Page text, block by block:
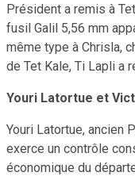
Président a remis à
fusil Galil 5,56 mm
même type à Chrisla,
de Tet Kale, Ti Lapli a
Youri Latortue et
Youri Latortue, ancien
exerce un contrôle
économique du